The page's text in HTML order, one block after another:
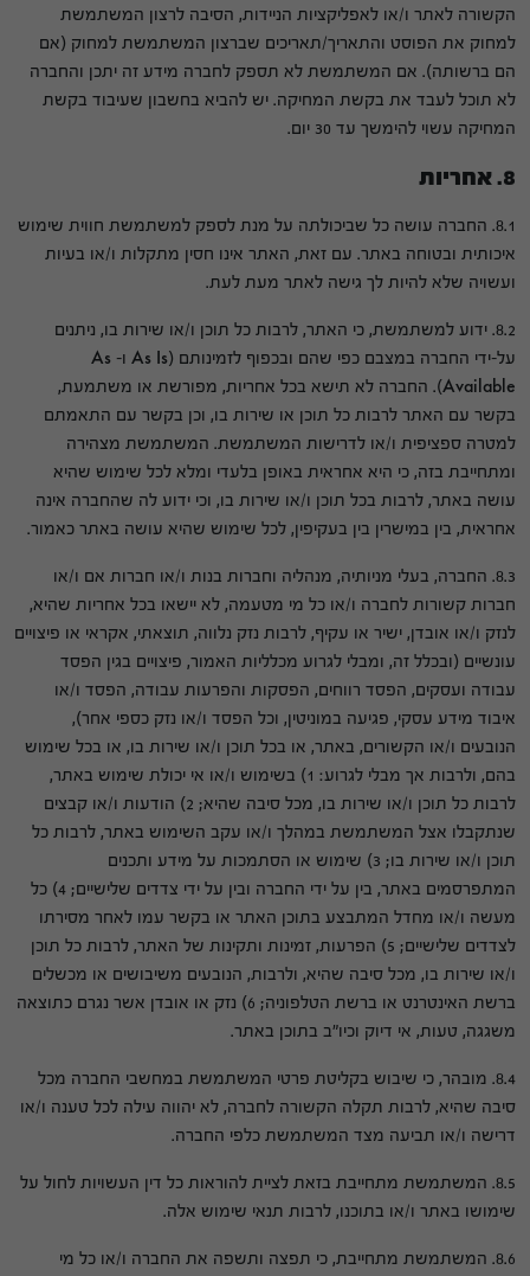
הקשורה לאתר ו/או לאפליקציות הניידות, הסיבה לרצון המשתמשת
למחוק את הפוסט והתאריך/תאריכים שברצון המשתמשת למחוק (אם
הם ברשותה). אם המשתמשת לא תספק לחברה מידע זה יתכן והחברה
לא תוכל לעבד את בקשת המחיקה. יש להביא בחשבון שעיבוד בקשת
המחיקה עשוי להימשך עד 30 יום.
8. אחריות
8.1. החברה עושה כל שביכולתה על מנת לספק למשתמשת חווית שימוש
איכותית ובטוחה באתר. עם זאת, האתר אינו חסין מתקלות ו/או בעיות
ועשויה שלא להיות לך גישה לאתר מעת לעת.
8.2. ידוע למשתמשת, כי האתר, לרבות כל תוכן ו/או שירות בו, ניתנים
על-ידי החברה במצבם כפי שהם ובכפוף לזמינותם (As Is ו- As
Available). החברה לא תישא בכל אחריות, מפורשת או משתמעת,
בקשר עם האתר לרבות כל תוכן או שירות בו, וכן בקשר עם התאמתם
למטרה ספציפית ו/או לדרישות המשתמשת. המשתמשת מצהירה
ומתחייבת בזה, כי היא אחראית באופן בלעדי ומלא לכל שימוש שהיא
עושה באתר, לרבות בכל תוכן ו/או שירות בו, וכי ידוע לה שהחברה אינה
אחראית, בין במישרין בין בעקיפין, לכל שימוש שהיא עושה באתר כאמור.
8.3. החברה, בעלי מניותיה, מנהליה וחברות בנות ו/או חברות אם ו/או
חברות קשורות לחברה ו/או כל מי מטעמה, לא יישאו בכל אחריות שהיא,
לנזק ו/או אובדן, ישיר או עקיף, לרבות נזק נלווה, תוצאתי, אקראי או פיצויים
עונשיים (ובכלל זה, ומבלי לגרוע מכלליות האמור, פיצויים בגין הפסד
עבודה ועסקים, הפסד רווחים, הפסקות והפרעות עבודה, הפסד ו/או
איבוד מידע עסקי, פגיעה במוניטין, וכל הפסד ו/או נזק כספי אחר),
הנובעים ו/או הקשורים, באתר, או בכל תוכן ו/או שירות בו, או בכל שימוש
בהם, ולרבות אך מבלי לגרוע: 1) בשימוש ו/או אי יכולת שימוש באתר,
לרבות כל תוכן ו/או שירות בו, מכל סיבה שהיא; 2) הודעות ו/או קבצים
שנתקבלו אצל המשתמשת במהלך ו/או עקב השימוש באתר, לרבות כל
תוכן ו/או שירות בו; 3) שימוש או הסתמכות על מידע ותכנים
המתפרסמים באתר, בין על ידי החברה ובין על ידי צדדים שלישיים; 4) כל
מעשה ו/או מחדל המתבצע בתוכן האתר או בקשר עמו לאחר מסירתו
לצדדים שלישיים; 5) הפרעות, זמינות ותקינות של האתר, לרבות כל תוכן
ו/או שירות בו, מכל סיבה שהיא, ולרבות, הנובעים משיבושים או מכשלים
ברשת האינטרנט או ברשת הטלפוניה; 6) נזק או אובדן אשר נגרם כתוצאה
משגגה, טעות, אי דיוק וכיו"ב בתוכן באתר.
8.4. מובהר, כי שיבוש בקליטת פרטי המשתמשת במחשבי החברה מכל
סיבה שהיא, לרבות תקלה הקשורה לחברה, לא יהווה עילה לכל טענה ו/או
דרישה ו/או תביעה מצד המשתמשת כלפי החברה.
8.5. המשתמשת מתחייבת בזאת לציית להוראות כל דין העשויות לחול על
שימושו באתר ו/או בתוכנו, לרבות תנאי שימוש אלה.
8.6. המשתמשת מתחייבת, כי תפצה ותשפה את החברה ו/או כל מי